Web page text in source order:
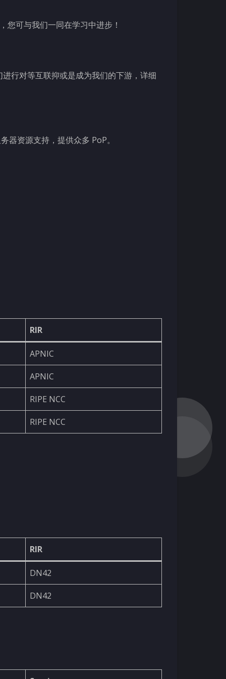
您可与我们一同在学习中进步！
行对等互联抑或是成为我们的下游，详细
器资源支持，提供众多 PoP。
RIR
APNIC
APNIC
RIPE NCC
RIPE NCC
RIR
DN42
DN42